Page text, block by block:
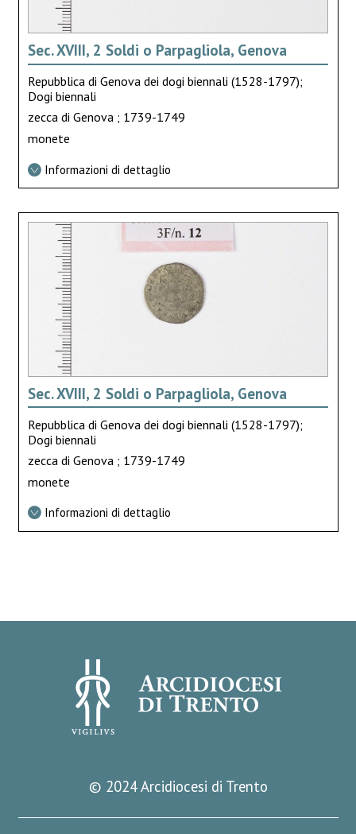
Sec. XVIII, 2 Soldi o Parpagliola, Genova
Repubblica di Genova dei dogi biennali (1528-1797);
Dogi biennali
zecca di Genova ; 1739-1749
monete
Informazioni di dettaglio
Sec. XVIII, 2 Soldi o Parpagliola, Genova
Repubblica di Genova dei dogi biennali (1528-1797);
Dogi biennali
zecca di Genova ; 1739-1749
monete
Informazioni di dettaglio
© 2024 Arcidiocesi di Trento